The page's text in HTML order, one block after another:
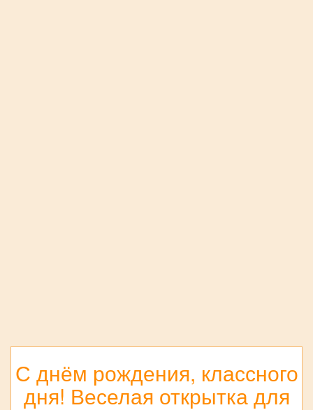
С днём рождения, классного
дня! Веселая открытка для